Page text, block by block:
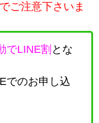
ご注意下さいま
でLINE割 とな
でのお申し込